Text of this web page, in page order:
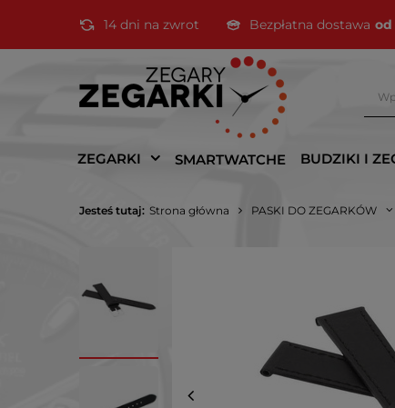
14 dni na zwrot Bezpłatna dostawa od
ZEGARKI SMARTWATCHE BUDZIKI I
Jesteś tutaj: Strona główna PASKI DO ZEGARKÓW